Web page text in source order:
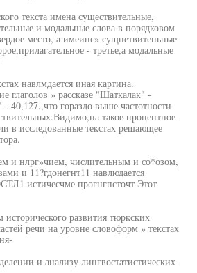
текста имена существительные,
и модальные слова в порядковом
место, а имеинс» сущнетвитепьные
- третье,а модальные
навлмдается иная картина.
глаголов » рассказе "Шаткалак" -
40,127.,что гораздо выше частотности
такое процентное
в исследованные текстах решающее
и нлрг»чием, числительным и со*озом,
и 11?гдонегнт11 навлюдается
истичесчме прогнгпсточт Этот
исторического развития тюркских
речи на уровне словоформ » текстах
и анализу лингвостатистических